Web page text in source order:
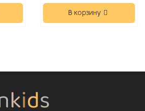
В корзину